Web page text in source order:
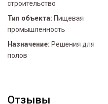
строительство
Тип объекта: Пищевая
промышленность
Назначение: Решения для
полов
Отзывы